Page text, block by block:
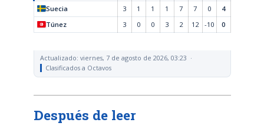
Suecia
3 1 1 1 7 7 0
4
Túnez
3 0 0 3 2 12 -10 0
Actualizado: viernes, 7 de agosto de 2026, 03:23 ·
Clasificados a Octavos
Después de leer